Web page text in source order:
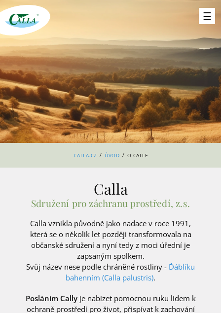
CALLA.CZ / ÚVOD / O CALLE
Calla
Sdružení pro záchranu prostředí, z.s.
Calla vznikla původně jako nadace v roce 1991,
která se o několik let později transformovala na
občanské sdružení a nyní tedy z moci úřední je
zapsaným spolkem.
Svůj název nese podle chráněné rostliny - Ďáblíku
bahenním (Calla palustris).
Posláním Callyje nabízet pomocnou ruku lidem k
ochraně prostředí pro život, přispívat k zachování